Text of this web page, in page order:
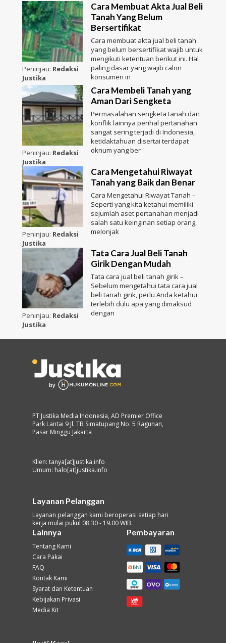
Peninjau: Redaksi
Justika
Cara Membuat Akta Jual Beli
Tanah Yang Belum
Bersertifikat
Cara membuat akta jual beli tanah
yang belum bersertifikat wajib untuk
mengikuti ketentuan berikut ini. Hal
paling dasar yang wajib calon
konsumen in
Peninjau: Redaksi
Justika
Cara Membeli Tanah yang
Aman Dari Sengketa
Permasalahan sengketa tanah dan
konflik lainnya perihal pertanahan
sangat sering terjadi di Indonesia,
ketidaktahuan disertai terdapat
oknum yang ber
Peninjau: Redaksi
Justika
Cara Mengetahui Riwayat
Tanah yang Baik dan Benar
Cara Mengetahui Riwayat Tanah –
Seperti yang kita ketahui memiliki
sejumlah aset pertanahan menjadi
salah satu keinginan setiap orang,
melonjak
Peninjau: Redaksi
Justika
Tata Cara Jual Beli Tanah
Girik Dengan Mudah
Tata cara jual beli tanah girik –
Sebelum mengetahui tata cara jual
beli tanah girik, perlu Anda ketahui
terlebih dulu apa yang dimaksud
dengan
PT Justika Media Indonesia, AD Premier Office
Park Lantai 9 Jl. TB Simatupang No. 5 Ragunan,
Pasar Minggu Jakarta
Klien: tanya[at]justika.info
Umum: halo[at]justika.info
Layanan Pelanggan
Layanan pelanggan kami beroperasi setiap hari
kerja mulai pukul 08.30 - 19.00 WIB.
Lainnya
Tentang Kami
Cara Pakai
FAQ
Kontak Kami
Syarat dan Ketentuan
Kebijakan Privasi
Media Kit
Pembayaran